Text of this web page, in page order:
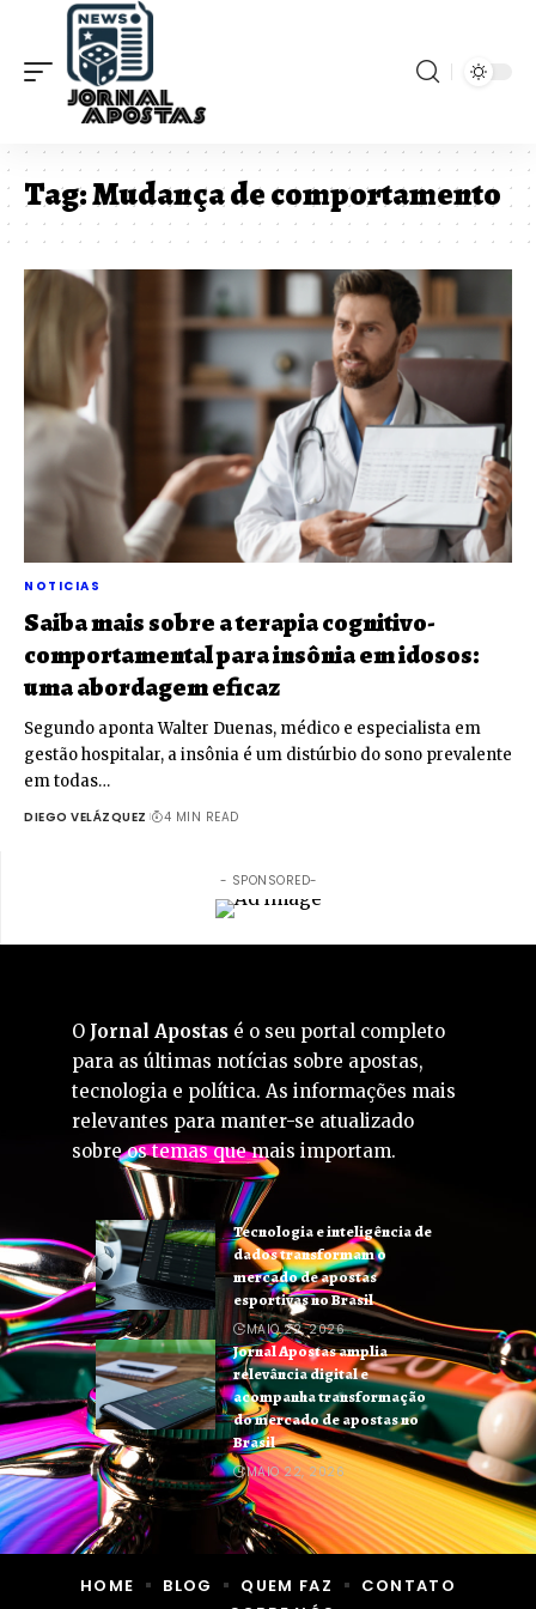
Tag:Mudança de comportamento
NOTICIAS
Saiba mais sobre a terapia cognitivo-
comportamental para insônia em idosos:
uma abordagem eficaz
Segundo aponta Walter Duenas, médico e especialista em
gestão hospitalar, a insônia é um distúrbio do sono prevalente
em todas…
DIEGO VELÁZQUEZ 4 MIN READ
- SPONSORED-
O Jornal Apostas é o seu portal completo
para as últimas notícias sobre apostas,
tecnologia e política. As informações mais
relevantes para manter-se atualizado
sobre os temas que mais importam.
Tecnologia e inteligência de
dados transformam o
mercado de apostas
esportivas no Brasil
MAIO 22, 2026
Jornal Apostas amplia
relevância digital e
acompanha transformação
do mercado de apostas no
Brasil
MAIO 22, 2026
HOME BLOG QUEM FAZ
CONTATO